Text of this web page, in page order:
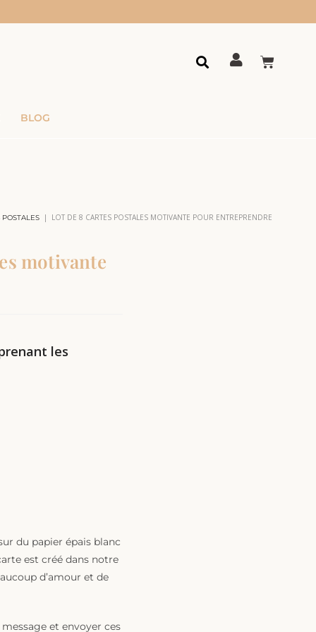
BLOG
| LOT DE 8 CARTES POSTALES MOTIVANTE POUR ENTREPRENDRE
motivante
les
du papier épais blanc
est créé dans notre
d’amour et de
et envoyer ces